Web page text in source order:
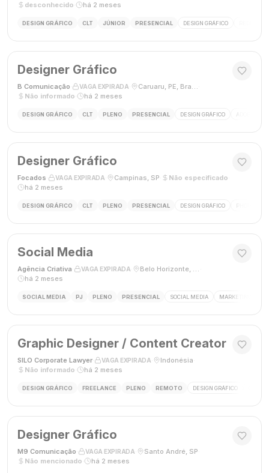
desconhecido
há 2 meses
DESIGN GRÁFICO CLT JÚNIOR PRESENCIAL DESIGN GRÁFICO
Designer Gráfico
B Comunicação VAGA EXPIRADA Caruaru, PE, Brasil
Não informado
há 2 meses
DESIGN GRÁFICO CLT PLENO PRESENCIAL DESIGN GRÁFICO ADOBE
Designer Gráfico
Focados VAGA EXPIRADA Campinas, SP Não especificado
há 2 meses
DESIGN GRÁFICO CLT PLENO PRESENCIAL DESIGN GRÁFICO PHOTOSHOP
Social Media
Agência Criativa VAGA EXPIRADA Belo Horizonte, Brasil
há 2 meses
SOCIAL MEDIA PJ PLENO PRESENCIAL SOCIAL MEDIA MARKETING
Graphic Designer / Content Creator
SILO Corporate Lawyer VAGA EXPIRADA Indonésia
Não informado
há 2 meses
DESIGN GRÁFICO FREELANCE PLENO REMOTO DESIGN GRÁFICO
Designer Gráfico
M9 Comunicação VAGA EXPIRADA Santo André, SP
Não mencionado
há 2 meses